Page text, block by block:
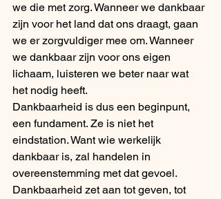
we die met zorg. Wanneer we dankbaar
zijn voor het land dat ons draagt, gaan
we er zorgvuldiger mee om. Wanneer
we dankbaar zijn voor ons eigen
lichaam, luisteren we beter naar wat
het nodig heeft.
Dankbaarheid is dus een beginpunt,
een fundament. Ze is niet het
eindstation. Want wie werkelijk
dankbaar is, zal handelen in
overeenstemming met dat gevoel.
Dankbaarheid zet aan tot geven, tot